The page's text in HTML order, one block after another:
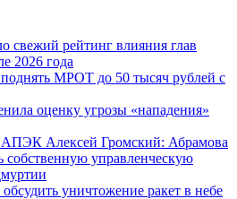
свежий рейтинг влияния глав
2026 года
МРОТ до 50 тысяч рублей с
оценку угрозы «нападения»
Алексей Громский: Абрамова
собственную управленческую
уничтожение ракет в небе